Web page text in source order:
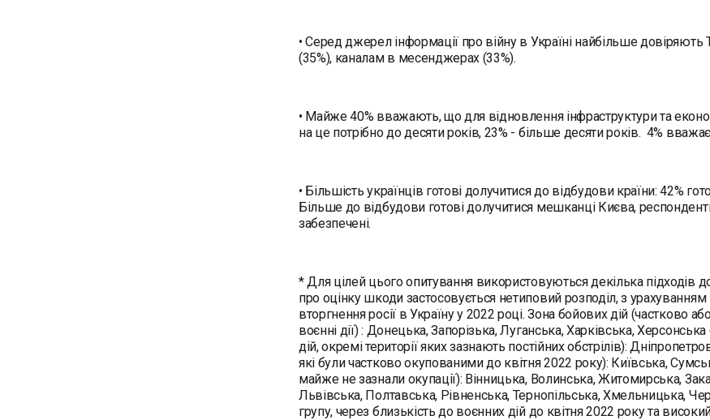
• Серед джерел інформації про війну в Україні найбільше
(35%), каналам в месенджерах (33%).
• Майже 40% вважають, що для відновлення інфраструктури та
на це потрібно до десяти років, 23% - більше десяти років. 4%
• Більшість українців готові долучитися до відбудови країни: 42%
Більше до відбудови готові долучитися мешканці Києва,
забезпечені.
* Для цілей цього опитування використовуються декілька підходів
про оцінку шкоди застосовується нетиповий розподіл, з
вторгнення росії в Україну у 2022 році. Зона бойових дій (частково
воєнні дії) : Донецька, Запорізька, Луганська, Харківська,
дій, окремі території яких зазнають постійних обстрілів):
які були частково окупованими до квітня 2022 року): Київська,
майже не зазнали окупації): Вінницька, Волинська, Житомирська,
Львівська, Полтавська, Рівненська, Тернопільська, Хмельницька,
групу, через близькість до воєнних дій до квітня 2022 року та